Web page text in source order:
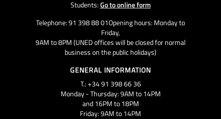
Students:Go to online form
Telephone: 91 398 88 01Opening hours: Monday to
Friday,
9AM to 8PM (UNED offices will be closed for normal
business on the public holidays)
GENERAL INFORMATION
T.: +34 91 398 66 36
Monday - Thursday: 9AM to 14PM
and 16PM to 18PM
Friday: 9AM to 14PM